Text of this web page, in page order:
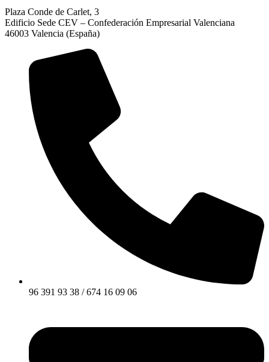
Plaza Conde de Carlet, 3
Edificio Sede CEV – Confederación Empresarial Valenciana
46003 Valencia (España)
96 391 93 38 / 674 16 09 06